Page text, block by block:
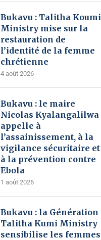
Bukavu : Talitha Koumi
Ministry mise sur la
restauration de
l’identité de la femme
chrétienne
4 août 2026
Bukavu : le maire
Nicolas Kyalangalilwa
appelle à
l’assainissement, à la
vigilance sécuritaire et
à la prévention contre
Ebola
1 août 2026
Bukavu : la Génération
Talitha Kumi Ministry
sensibilise les femmes